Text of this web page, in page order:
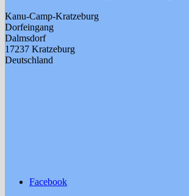
Kanu-Camp-Kratzeburg
Dorfeingang
Dalmsdorf
17237 Kratzeburg
Deutschland
Facebook